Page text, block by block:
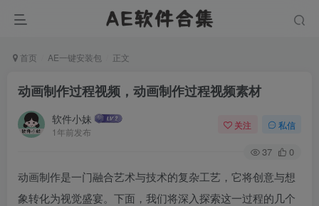
首页 AE一键安装包 正文
动画制作过程视频，动画制作过程视频素材
软件小妹
1年前发布
关注 私信
37 0
动画制作是一门融合艺术与技术的复杂工艺，它将创意与想
象转化为视觉盛宴。下面，我们将深入探索这一过程的几个